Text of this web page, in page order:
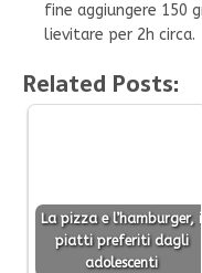
fine aggiungere 150
lievitare per 2h circa.
Related Posts:
La pizza e l’hamburger, i
piatti preferiti dagli
adolescenti